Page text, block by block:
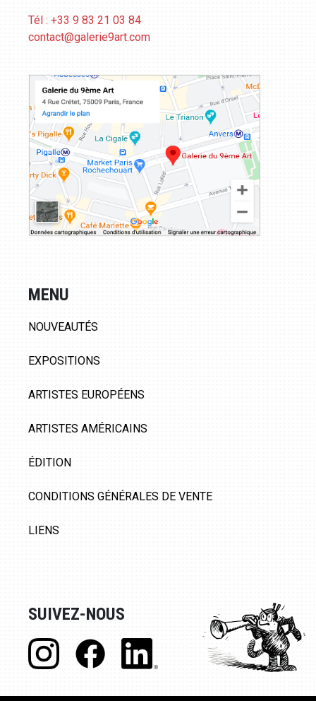
Tél : +33 9 83 21 03 84
contact@galerie9art.com
MENU
NOUVEAUTÉS
EXPOSITIONS
ARTISTES EUROPÉENS
ARTISTES AMÉRICAINS
ÉDITION
CONDITIONS GÉNÉRALES DE VENTE
LIENS
SUIVEZ-NOUS